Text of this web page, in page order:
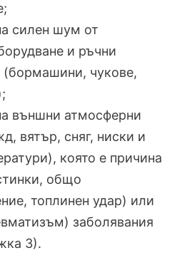
силен шум от
и ръчни
(бормашини, чукове,
външни атмосферни
вятър, сняг, ниски и
която е причина
общо
топлинен удар) или
заболявания
3).